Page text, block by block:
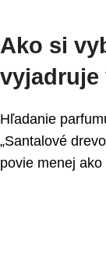
Ako si
vyjadruje
Hľadanie
„Santalové
povie menej